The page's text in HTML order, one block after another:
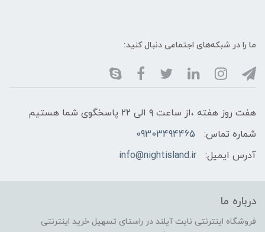
ما را در شبکه‌های اجتماعی دنبال کنید:
هفت روز هفته ،از ساعت ۹ الی ۲۲ پاسخگوی شما هستیم
شماره تماس:
09303494465
آدرس ایمیل:
info@nightisland.ir
درباره ما
فروشگاه اینترنتی نایت آیلند در راستای تسهیل خرید اینترنتی